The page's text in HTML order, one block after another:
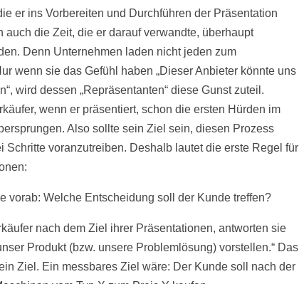
er ins Vorbereiten und Durchführen der Präsentation
auch die Zeit, die er darauf verwandte, überhaupt
Denn Unternehmen laden nicht jeden zum
wenn sie das Gefühl haben „Dieser Anbieter könnte uns
wird dessen „Repräsentanten“ diese Gunst zuteil.
wenn er präsentiert, schon die ersten Hürden im
Also sollte sein Ziel sein, diesen Prozess
Schritte voranzutreiben. Deshalb lautet die erste Regel für
vorab: Welche Entscheidung soll der Kunde treffen?
nach dem Ziel ihrer Präsentationen, antworten sie
Produkt (bzw. unsere Problemlösung) vorstellen.“ Das
Ziel. Ein messbares Ziel wäre: Der Kunde soll nach der